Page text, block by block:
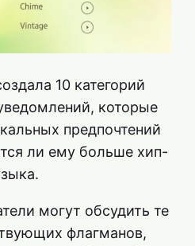
10 категорий
которые
предпочтений
ли ему больше хип-
могут обсудить те
флагманов,